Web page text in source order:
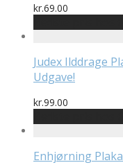
kr.69.00
Judex Ilddrage
Udgave!
kr.99.00
Enhjørning